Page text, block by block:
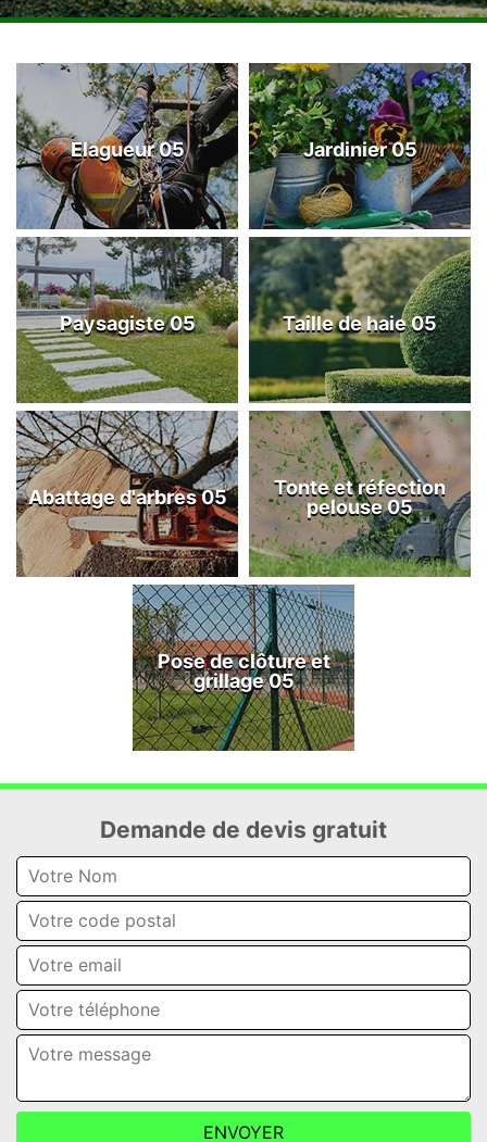
Elagueur 05 Jardinier 05
Paysagiste 05 Taille de haie 05
Abattage d'arbres 05
Tonte et réfection
pelouse 05
Pose de clôture et
grillage 05
Demande de devis gratuit